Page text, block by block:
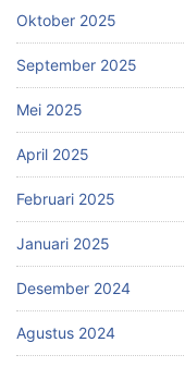
Oktober 2025
September 2025
Mei 2025
April 2025
Februari 2025
Januari 2025
Desember 2024
Agustus 2024